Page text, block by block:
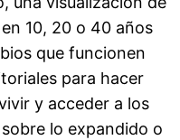
10, 20 o 40 años
que funcionen
para hacer
y acceder a los
lo expandido o